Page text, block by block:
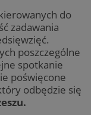
do
zadawania
poszczególne
spotkanie
poświęcone
odbędzie się